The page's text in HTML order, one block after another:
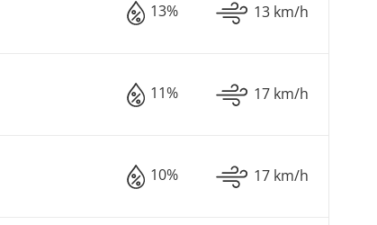
13% 13 km/h
11% 17 km/h
10% 17 km/h